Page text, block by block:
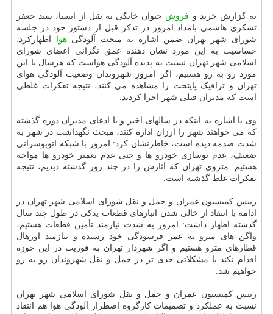
به گزارش خرید و فروش حیوان خانگی به نقل از ایسنا، سید جعفر
تشکری هاشمی بامداد امروز در تذکر قبل از دستور خود در جلسه
شورای شهر تهران ضمن اشاره به مبحث آلودگیهوا اظهارکرد:
حساسیت به این مورد نشان دهنده عمق نگرانی اعضای شورای
اسلامی شهر تهران نسبت به پدیده آلودگی هواست که هرسال با این
مورد رو به رو هستیم، اگر امروز شهروندان وضعیت آلودگی هوای
تهران و ترافیک پایتخت را مشاهده می کنند، نتیجه تفکرات غلطی
است که مدیران قبلی شهر اجرا کردند.
وی با اشاره به اینکه در سالهای اخیر و با ادعای مدیران دوره گذشته
که می خواهند شهر را ارزان اداره کنند، مبحث نگهداشت در شهر به
شدت صدمه دیده است، خاطرنشان کرد: امروز با شبکه اتوبوسرانی
ضعیف، عدم نوسازی خودرو ها و حتی عدم تعمیر خودرو ها مواجه
هستیم. متروی تهران که آثارش را در چند روز گذشته دیدیم، نتیجه
تفکرات غلط گذشته است.
رییس کمیسیون عمران و حمل و نقل شورای اسلامی شهر تهران در
ادامه با انتقاد از خالی شدن انبارهای قطعات یدکی در طول چند سال
گذشته اظهار داشت: امروز به شدت نیازمند تأمین قطعات هستیم،
واگن های مترو به عمر فرسودگی خود رسیده و نیازمند اورهال
قطارهای مترو هستیم و اگر شهردار تهران به فوریت در این حوزه
اقدام نکند با مشکلاتی جدی تر در حمل و نقل شهروندان رو به رو
خواهیم شد.
رییس کمیسیون عمران و حمل و نقل شورای اسلامی شهر تهران
نسبت به عملکرد و تصمیمات کارگروه اضطرار آلودگی هوا هم انتقاد